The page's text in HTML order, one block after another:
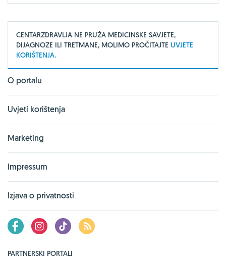
CENTARZDRAVLJA NE PRUŽA MEDICINSKE SAVJETE,
DIJAGNOZE ILI TRETMANE, MOLIMO PROČITAJTE UVJETE
KORIŠTENJA.
O portalu
Uvjeti korištenja
Marketing
Impressum
Izjava o privatnosti
PARTNERSKI PORTALI